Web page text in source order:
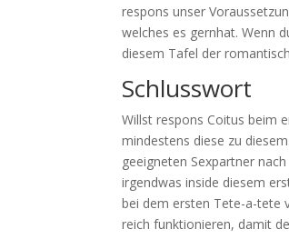
respons unser
welches es gernhat. Wenn
diesem Tafel der
Schlusswort
Willst respons Coitus beim
mindestens diese zu
geeigneten Sexpartner
irgendwas inside diesem
bei dem ersten Tete-a-tete
reich funktionieren, damit